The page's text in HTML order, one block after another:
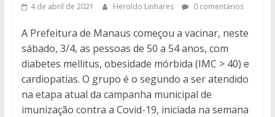
4 de abril de 2021 Heroldo Linhares 0 comentários
A Prefeitura de Manaus começou a vacinar, neste
sábado, 3/4, as pessoas de 50 a 54 anos, com
diabetes mellitus, obesidade mórbida (IMC > 40) e
cardiopatias. O grupo é o segundo a ser atendido
na etapa atual da campanha municipal de
imunização contra a Covid-19, iniciada na semana